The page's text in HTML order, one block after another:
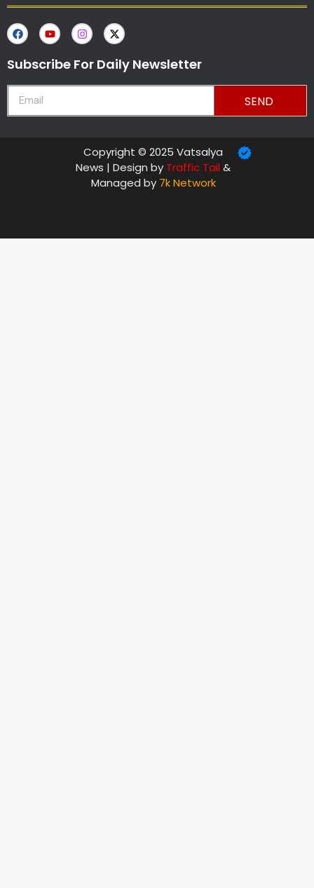
Subscribe For Daily Newsletter
SEND
Copyright © 2025 Vatsalya
News | Design by Traffic Tail&
Managed by 7k Network